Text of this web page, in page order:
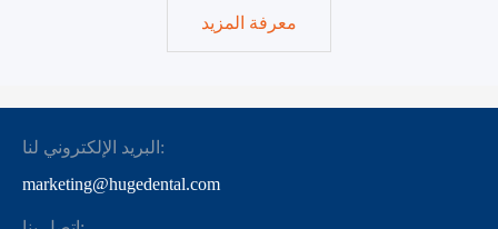
معرفة المزيد
البريد الإلكتروني لنا:
marketing@hugedental.com